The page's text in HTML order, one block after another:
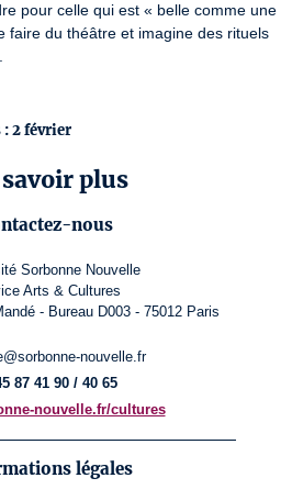
pour celle qui est « belle comme une
faire du théâtre et imagine des rituels
: 2 février
plus
nous
Sorbonne Nouvelle
Arts & Cultures
- Bureau D003 - 75012 Paris
nouvelle.fr
87 41 90 / 40 65
nouvelle.fr/cultures
légales